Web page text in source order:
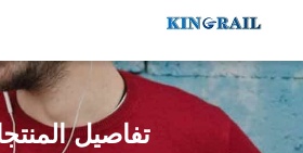
تفاصيل